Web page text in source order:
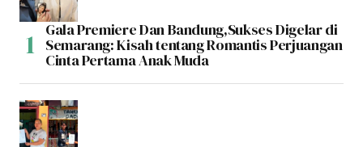
Gala Premiere Dan Bandung,Sukses Digelar di
Semarang: Kisah tentang Romantis Perjuangan
Cinta Pertama Anak Muda